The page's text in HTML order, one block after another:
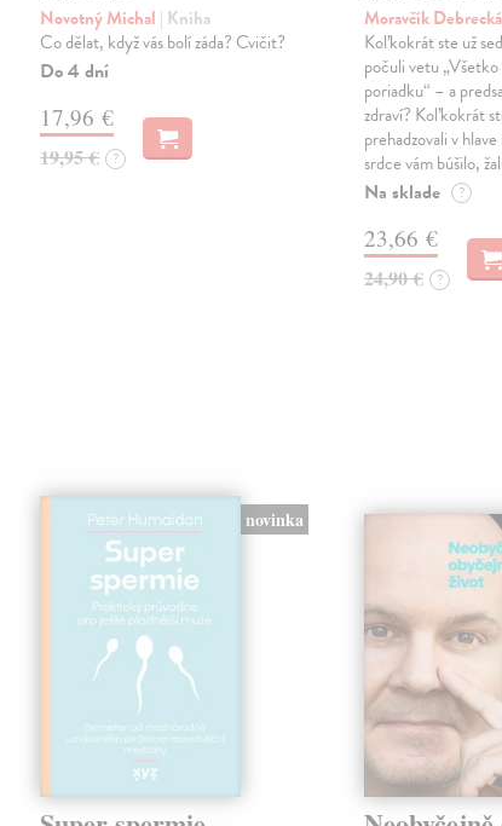
Novotný Michal | Kniha
Co dělat, když vás bolí záda? Cvičit?
Do 4 dní
17,96 €
19,95 € ?
Moravčík
Koľkokrát ste už
počuli vetu
poriadku“ – a
zdraví? Koľkokrát
prehadzovali v
srdce vám búšilo,
Na sklade ?
23,66 €
24,90 € ?
novinka